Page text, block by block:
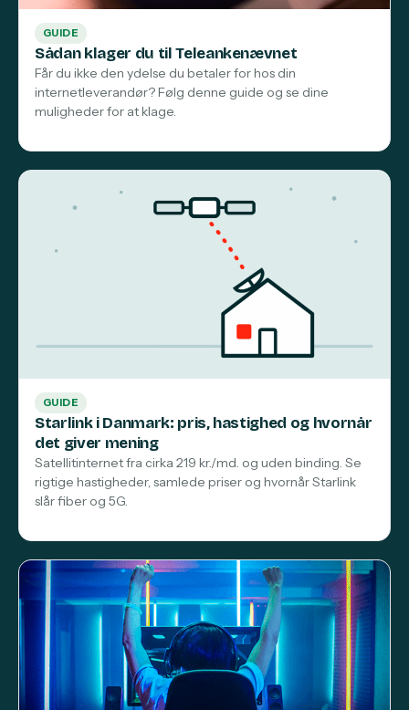
GUIDE
Sådan klager du til Teleankenævnet
Får du ikke den ydelse du betaler for hos din
internetleverandør? Følg denne guide og se dine
muligheder for at klage.
GUIDE
Starlink i Danmark: pris, hastighed og hvornår
det giver mening
Satellitinternet fra cirka 219 kr./md. og uden binding. Se
rigtige hastigheder, samlede priser og hvornår Starlink
slår fiber og 5G.